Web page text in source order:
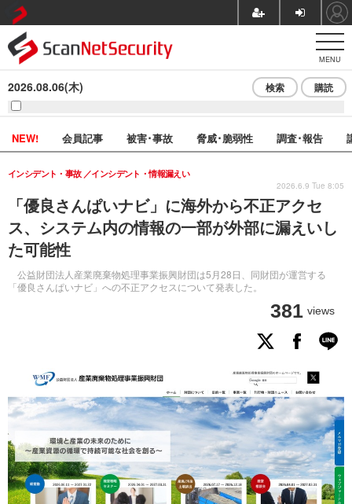
MENU
2026.08.06(木) 検索 購読
NEW! 会員記事 被害･事故 脅威･脆弱性 調査･報告
「優良さんぱいナビ」に海外から不正アクセ
ス、システム内の情報の一部が外部に漏えいし
た可能性
公益財団法人産業廃棄物処理事業振興財団は5月28日、同財団が運営する
「優良さんぱいナビ」への不正アクセスについて発表した。
インシデント・事故 インシデント・情報漏えい
381 views
2026.6.9 Tue 8:05